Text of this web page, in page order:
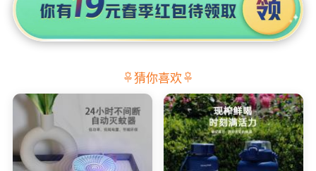
猜你喜欢